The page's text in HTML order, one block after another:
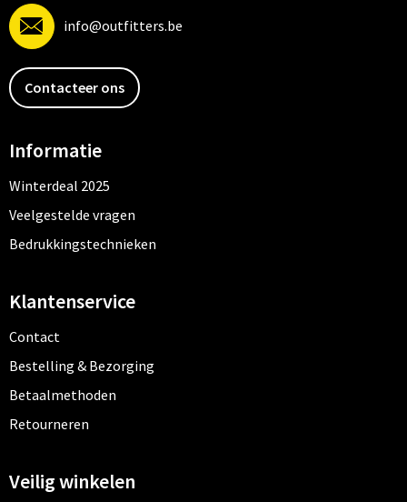
info@outfitters.be
Contacteer ons
Informatie
Winterdeal 2025
Veelgestelde vragen
Bedrukkingstechnieken
Klantenservice
Contact
Bestelling & Bezorging
Betaalmethoden
Retourneren
Veilig winkelen